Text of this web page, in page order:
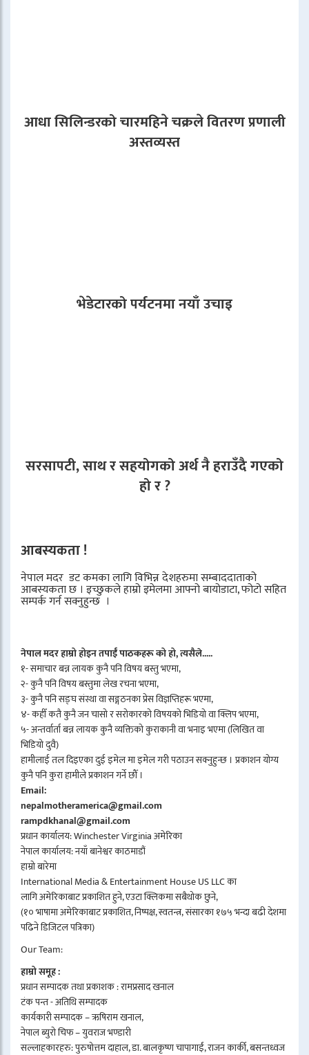
आधा सिलिन्डरको चारमहिने चक्रले वितरण प्रणाली
अस्तव्यस्त
भेडेटारको पर्यटनमा नयाँ उचाइ
सरसापटी, साथ र सहयोगको अर्थ नै हराउँदै गएको
हो र ?
आबस्यकता !
नेपाल मदर डट कमका लागि विभिन्न देशहरुमा सम्बाददाताको
आबस्यकता छ । इच्छुकले हाम्रो इमेलमा आफ्नो बायोडाटा, फोटो सहित
सम्पर्क गर्न सक्नुहुन्छ ।
नेपाल मदर हाम्रो होइन तपाईँ पाठकहरू को हो, त्यसैले.....
१- समाचार बन्न लायक कुनै पनि विषय बस्तु भएमा,
२- कुनै पनि विषय बस्तुमा लेख रचना भएमा,
३- कुनै पनि सङ्घ संस्था वा सङ्गठनका प्रेस विज्ञप्तिहरू भएमा,
४- कहीँ कतै कुनै जन चासो र सरोकारको विषयको भिडियो वा क्लिप भएमा,
५- अन्तर्वार्ता बन्न लायक कुनै व्यक्तिको कुराकानी वा भनाइ भएमा (लिखित वा
भिडियो दुवै)
हामीलाई तल दिइएका दुई इमेल मा इमेल गरी पठाउन सक्नुहुन्छ । प्रकाशन योग्य
कुनै पनि कुरा हामीले प्रकाशन गर्ने छौँ ।
Email:
nepalmotheramerica@gmail.com
rampdkhanal@gmail.com
प्रधान कार्यालय: Winchester Virginia अमेरिका
नेपाल कार्यालय: नयाँ बानेश्वर काठमाडौं
हाम्रो बारेमा
International Media & Entertainment House US LLC का
लागि अमेरिकाबाट प्रकाशित हुने, एउटा क्लिकमा सबैथोक छुने,
(१० भाषामा अमेरिकाबाट प्रकाशित, निष्पक्ष, स्वतन्त्र, संसारका १७५ भन्दा बढी देशमा
पढिने डिजिटल पत्रिका)
Our Team:
हाम्रो समूह :
प्रधान सम्पादक तथा प्रकाशक : रामप्रसाद खनाल
टंक पन्त - अतिथि सम्पादक
कार्यकारी सम्पादक – ऋषिराम खनाल,
नेपाल ब्युरो चिफ – युवराज भण्डारी
सल्लाहकारहरु: पुरुषोत्तम दाहाल, डा. बालकृष्ण चापागाईं, राजन कार्की, बसन्तध्वज